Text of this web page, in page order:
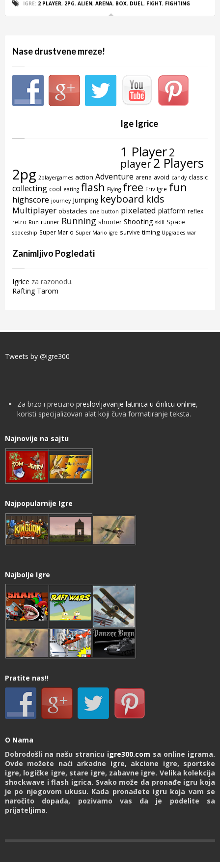
IGRE: 2 PLAYER, 2PG, ALIEN, ARENA, BOX, DUEL, FIGHT, FIGHTING
Nase drustvene mreze!
Ige Igrice
1 Player2
player2 Players
2pg 2playergames action Adventure arena avoid candy classic
collecting cool eating flash Flying free Friv Igre fun
highscore journey Jumping keyboard kids
Multiplayer obstacles one button pixelated platform reflex
retro Run runner Running shooter Shooting skill Space
spaceship Super Mario Super Mario igre survive timing Upgrades war
Zanimljivo Pogledati
Igrice za razonodu.
Rafting Tarom
Tweets by @igre300
Za brzo i precizno preslovljavanje latinica u ćirilicu online,
koristi specijalizovan alat koji čuva formatiranje teksta.
Najnovije na sajtu
Najpopularnije Igre
Najbolje Igre
Pratite nas!!
O Nama
Dobrodošli na našu stranicu igre300.com sa online igrama.
Ovde možete naći arkadne igre, akcione igre, sportske
igre, logičke igre, stare igre, zabavne igre. Velika kolekcija
shockwave i flash igrica. Svako može da pronađe igru koja
je po njegovom ukusu. Kada pronađete igru koja vam se
naročito dopada, pozivamo vas da je podelite sa
prijateljima.